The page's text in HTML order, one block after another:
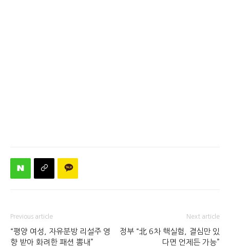
Previous article
“평양 여성, 자유분방 리설주 영
향 받아 화려한 패션 뽐내”
Next article
정부 “北 6차 핵실험, 결심만 있
다면 언제든 가능”